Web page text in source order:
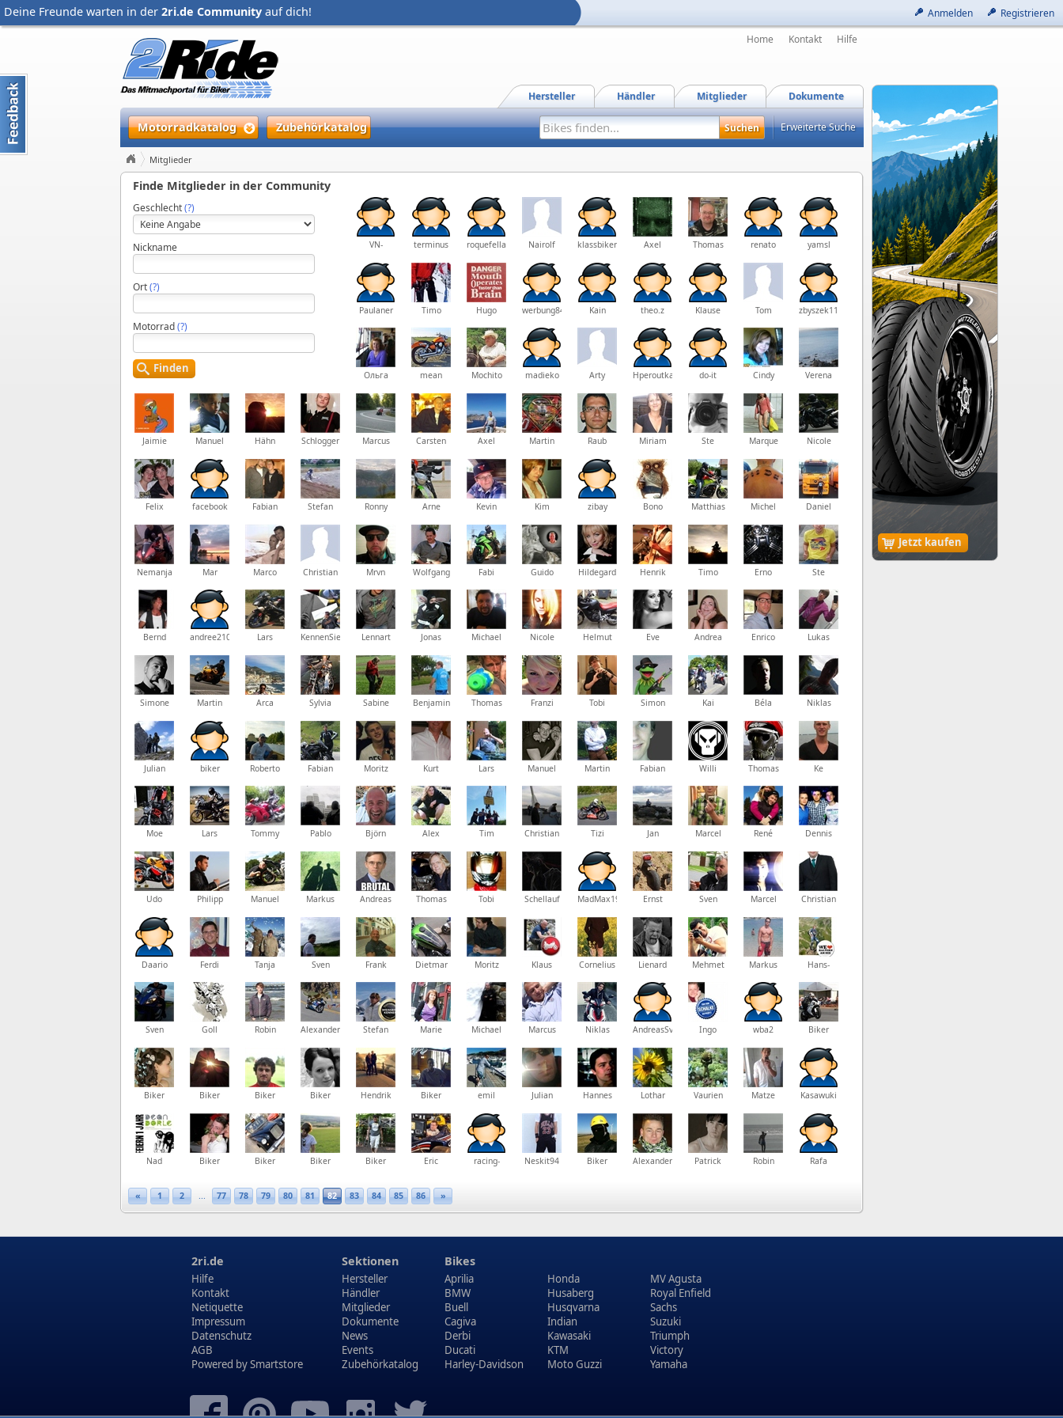
Anmelden Registrieren
Deine Freunde warten in der 2ri.de Community auf dich!
Jetzt kaufen
Home Kontakt Hilfe
Dokumente
Mitglieder
Händler
Hersteller
Motorradkatalog Zubehörkatalog Erweiterte Suche
Mitglieder
Finde Mitglieder in der Community
Geschlecht(?)
Nickname
Ort(?)
Motorrad(?)
Finden
VN-
terminus roquefella Nairolf klassbiker Axel Thomas renato yamsl
Paulaner Timo Hugo werbung84 Kain theo.z Klause Tom zbyszek1105
Ольга mean Mochito madieko Arty Hperoutka do-it Cindy Verena
Jaimie Manuel Hähn Schlogger Marcus Carsten Axel Martin Raub Miriam Ste Marque Nicole
Felix facebook Fabian Stefan Ronny Arne Kevin Kim zibay Bono Matthias Michel Daniel
Nemanja Mar Marco Christian Mrvn Wolfgang Fabi Guido Hildegard Henrik Timo Erno Ste
Bernd andree2107 Lars KennenSie Lennart Jonas Michael Nicole Helmut Eve Andrea Enrico Lukas
Simone Martin Arca Sylvia Sabine Benjamin Thomas Franzi Tobi Simon Kai Béla Niklas
Julian biker Roberto Fabian Moritz Kurt Lars Manuel Martin Fabian Willi Thomas Ke
Moe Lars Tommy Pablo Björn Alex Tim Christian Tizi Jan Marcel René Dennis
Udo Philipp Manuel Markus Andreas Thomas Tobi Schellauf MadMax1980 Ernst Sven Marcel Christian
Daario Ferdi Tanja Sven Frank Dietmar Moritz Klaus Cornelius Lienard Mehmet Markus
Hans-
Sven Goll Robin Alexander Stefan Marie Michael Marcus Niklas AndreasSvenWeberIngo wba2 Biker
Biker Biker Biker Biker Hendrik Biker emil Julian Hannes Lothar Vaurien Matze Kasawuki
Nad Biker Biker Biker Biker Eric
racing-
Neskit94 Biker Alexander Patrick Robin Rafa
« 1 2 77 78 79 80 81 82 83 84 85 86 »
2ri.de
Hilfe
Kontakt
Netiquette
Impressum
Datenschutz
AGB
Powered bySmartstore
Sektionen
Hersteller
Händler
Mitglieder
Dokumente
News
Events
Zubehörkatalog
Bikes
Aprilia
BMW
Buell
Cagiva
Derbi
Ducati
Harley-Davidson
Honda
Husaberg
Husqvarna
Indian
Kawasaki
KTM
Moto Guzzi
MV Agusta
Royal Enfield
Sachs
Suzuki
Triumph
Victory
Yamaha